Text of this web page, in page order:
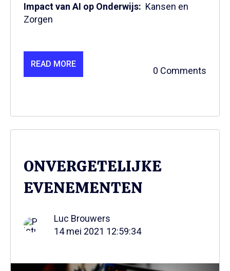
Impact van AI op Onderwijs: Kansen en
Zorgen
READ MORE
0 Comments
ONVERGETELIJKE
EVENEMENTEN
Luc Brouwers
14 mei 2021 12:59:34